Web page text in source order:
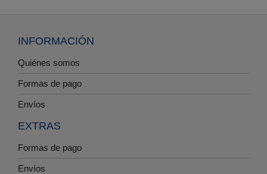
INFORMACIÓN
Quiénes somos
Formas de pago
Envíos
EXTRAS
Formas de pago
Envíos